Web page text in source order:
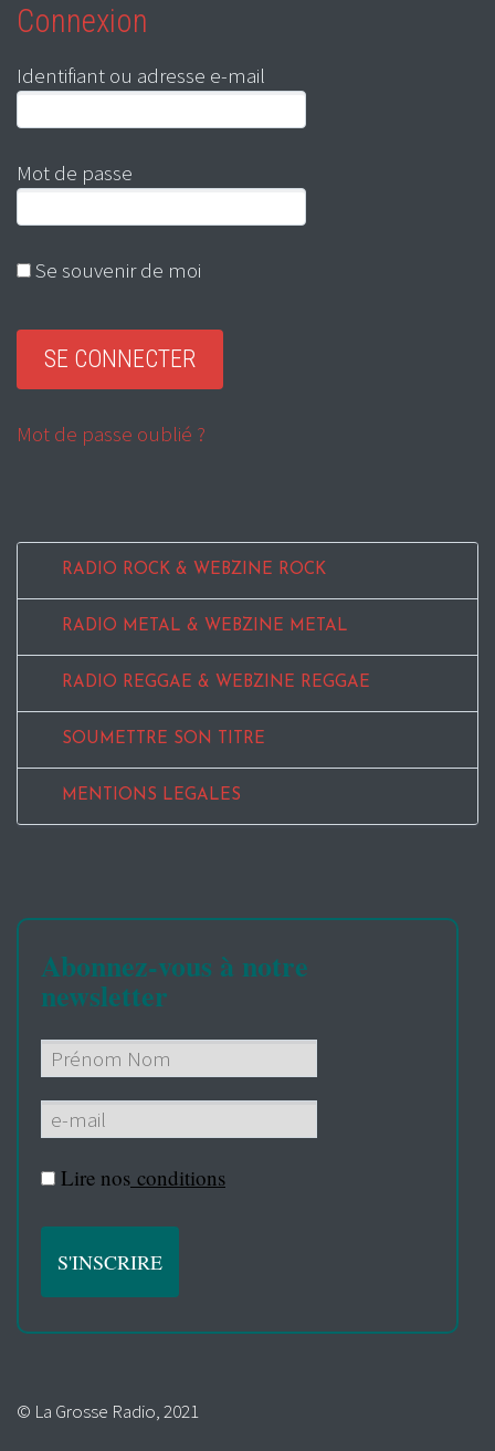
Connexion
Identifiant ou adresse e-mail
Mot de passe
Se souvenir de moi
Mot de passe oublié ?
RADIO ROCK & WEBZINE ROCK
RADIO METAL & WEBZINE METAL
RADIO REGGAE & WEBZINE REGGAE
SOUMETTRE SON TITRE
MENTIONS LEGALES
Abonnez-vous à notre
newsletter
Lire nos conditions
© La Grosse Radio, 2021